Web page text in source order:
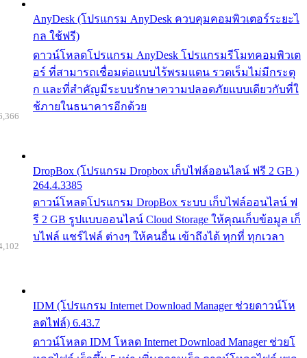
AnyDesk (โปรแกรม AnyDesk ควบคุมคอมพิวเตอร์ระยะไ
กล ใช้ฟรี)
ดาวน์โหลดโปรแกรม AnyDesk โปรแกรมรีโมทคอมพิวเต
อร์ ที่สามารถเชื่อมต่อแบบไร้พรมแดน รวดเร็มไม่มีกระตุ
ก และที่สำคัญมีระบบรักษาความปลอดภัยแบบเดียวกับที่ใ
ช้ภายในธนาคารอีกด้วย
DropBox (โปรแกรม Dropbox เก็บไฟล์ออนไลน์ ฟรี 2 GB )
264.4.3385
ดาวน์โหลดโปรแกรม DropBox ระบบ เก็บไฟล์ออนไลน์ ฟ
รี 2 GB รูปแบบออนไลน์ Cloud Storage ให้คุณเก็บข้อมูล เก็
บไฟล์ แชร์ไฟล์ ต่างๆ ให้คนอื่น เข้าถึงได้ ทุกที่ ทุกเวลา
IDM (โปรแกรม Internet Download Manager ช่วยดาวน์โห
ลดไฟล์) 6.43.7
ดาวน์โหลด IDM โหลด Internet Download Manager ช่วยโ